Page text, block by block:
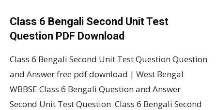
Class 6 Bengali Second Unit Test
Question PDF Download
Class 6 Bengali Second Unit Test Question Question
and Answer free pdf download | West Bengal
WBBSE Class 6 Bengali Question and Answer
Second Unit Test Question Class 6 Bengali Second